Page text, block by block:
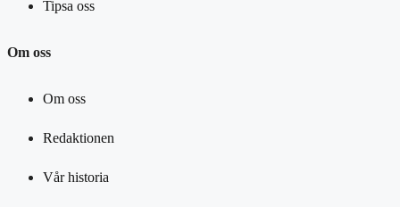
Tipsa oss
Om oss
Om oss
Redaktionen
Vår historia